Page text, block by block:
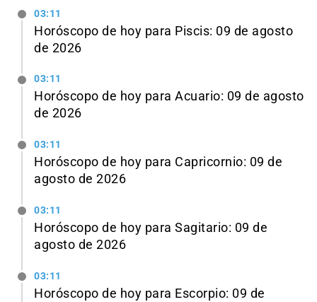
03:11
Horóscopo de hoy para Piscis: 09 de agosto
de 2026
03:11
Horóscopo de hoy para Acuario: 09 de agosto
de 2026
03:11
Horóscopo de hoy para Capricornio: 09 de
agosto de 2026
03:11
Horóscopo de hoy para Sagitario: 09 de
agosto de 2026
03:11
Horóscopo de hoy para Escorpio: 09 de